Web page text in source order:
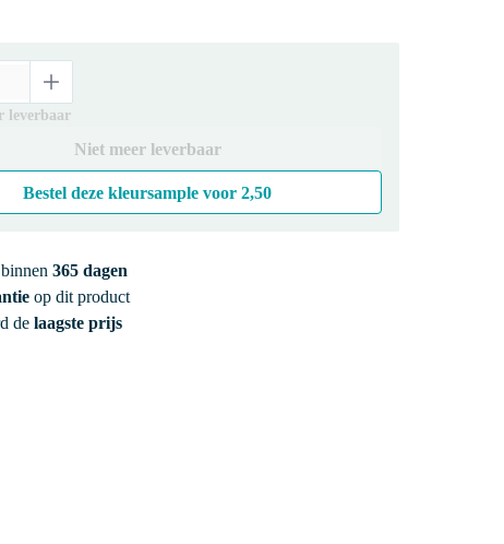
leverbaar
Niet meer leverbaar
Bestel deze kleursample voor2,50
365 dagen
op dit product
de laagste prijs